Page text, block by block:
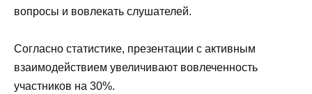
вопросы и вовлекать слушателей.
Согласно статистике, презентации с активным
взаимодействием увеличивают вовлеченность
участников на 30%.